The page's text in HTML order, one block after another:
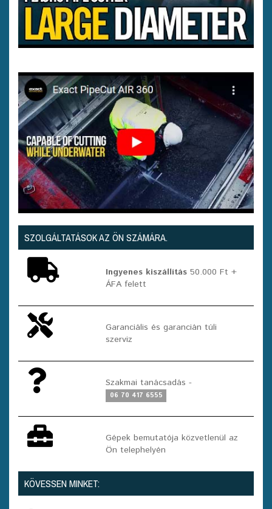
SZOLGÁLTATÁSOK AZ ÖN SZÁMÁRA.
Ingyenes kiszállítás 50.000 Ft +
ÁFA felett
Garanciális és garancián túli
szerviz
Szakmai tanácsadás -
06 70 417 6555
Gépek bemutatója közvetlenül az
Ön telephelyén
KÖVESSEN MINKET: